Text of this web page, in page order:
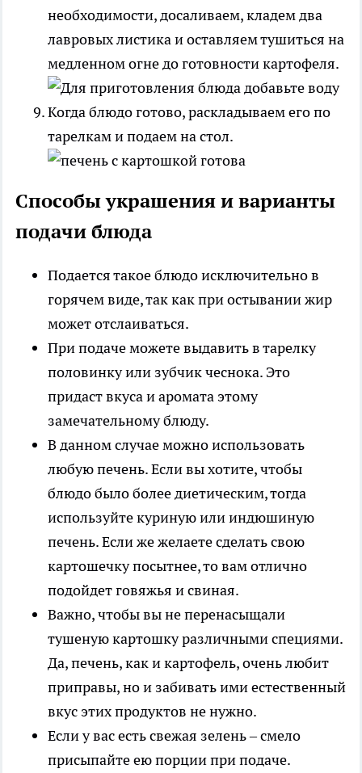
необходимости, досаливаем, кладем два
лавровых листика и оставляем тушиться на
медленном огне до готовности картофеля.
Когда блюдо готово, раскладываем его по
тарелкам и подаем на стол.
Способы украшения и варианты
подачи блюда
Подается такое блюдо исключительно в
горячем виде, так как при остывании жир
может отслаиваться.
При подаче можете выдавить в тарелку
половинку или зубчик чеснока. Это
придаст вкуса и аромата этому
замечательному блюду.
В данном случае можно использовать
любую печень. Если вы хотите, чтобы
блюдо было более диетическим, тогда
используйте куриную или индюшиную
печень. Если же желаете сделать свою
картошечку посытнее, то вам отлично
подойдет говяжья и свиная.
Важно, чтобы вы не перенасыщали
тушеную картошку различными специями.
Да, печень, как и картофель, очень любит
приправы, но и забивать ими естественный
вкус этих продуктов не нужно.
Если у вас есть свежая зелень – смело
присыпайте ею порции при подаче.